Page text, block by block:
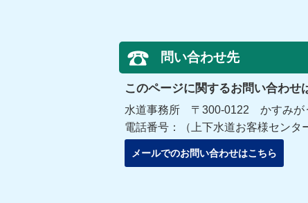
問い合わせ先
このページに関するお問い合わせ
水道事務所 〒300-0122 かすみが
電話番号：（上下水道お客様セン
メールでのお問い合わせはこちら